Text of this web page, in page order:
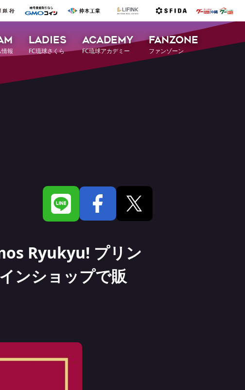
報
LADIES
FC琉球さくら
ACADEMY
FC琉球アカデミー
FANZONE
ファンゾーン
Ryukyu! プリン
ンショップで販